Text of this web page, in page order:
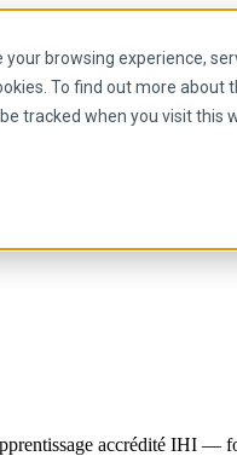
browsing experience,
To find out more about
tracked when you visit
accrédité IHI —